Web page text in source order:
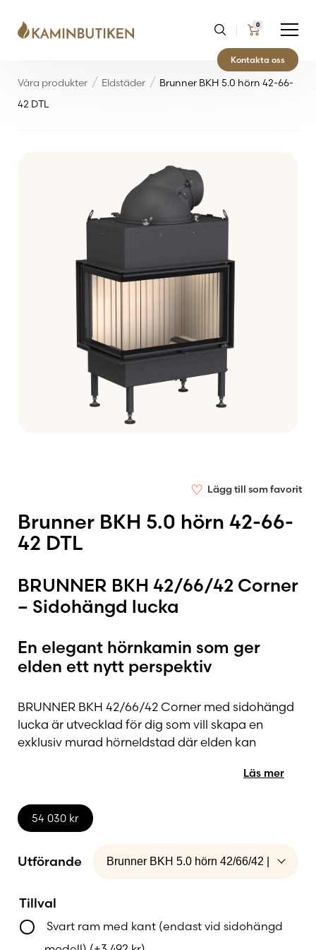
0
Kontakta oss
Våra produkter Eldstäder
Brunner BKH 5.0 hörn 42-66-
42 DTL
♡ Lägg till som favorit
Brunner BKH 5.0 hörn 42-66-
42 DTL
54 030 kr
BRUNNER BKH 42/66/42 Corner
– Sidohängd lucka
En elegant hörnkamin som ger
elden ett nytt perspektiv
BRUNNER BKH 42/66/42 Corner med sidohängd
lucka är utvecklad för dig som vill skapa en
exklusiv murad hörneldstad där elden kan
genomtänkta hörndesignen gör att lågorna blir
öppen, varm och inbjudande atmosfär.
Eldstaden blir ett naturligt blickfång som förenar
ger en fantastisk insyn till lågorna samtidigt som
den klassiska sidohängda luckan erbjuder en
robust och beprövad öppningslösning. Luckan
Läs mer
Utförande
Tillval
Svart ram med kant (endast vid sidohängd